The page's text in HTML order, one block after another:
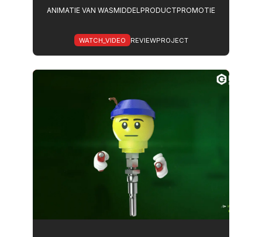
ANIMATIE VAN WASMIDDELPRODUCTPROMOTIE
WATCH_VIDEO REVIEWPROJECT